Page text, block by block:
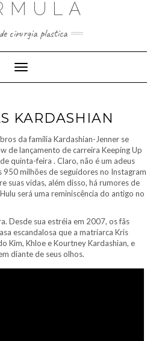
cirurgia plastica
Toggle
Navigation
KARDASHIAN
da família Kardashian-Jenner se
de lançamento de carreira Keeping Up
quinta-feira . Claro, não é um adeus
950 milhões de seguidores no Instagram
suas vidas, além disso, há rumores de
será uma reminiscência do antigo no
Desde sua estréia em 2007, os fãs
escandalosa que a matriarca Kris
Kim, Khloe e Kourtney Kardashian, e
diante de seus olhos.